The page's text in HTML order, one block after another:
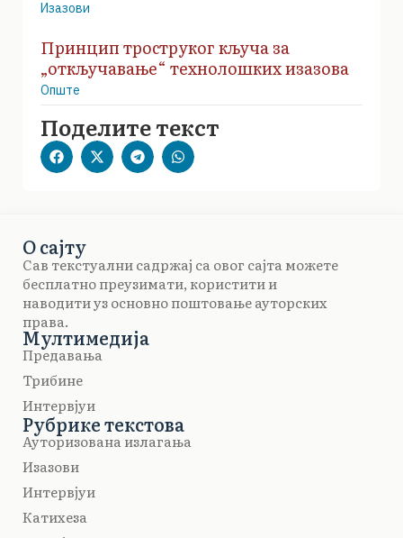
Изазови
Принцип троструког кључа за
„откључавање“ технолошких изазова
Опште
Поделите текст
О сајту
Сав текстуални садржај са овог сајта можете
бесплатно преузимати, користити и
наводити уз основно поштовање ауторских
права.
Мултимедија
Предавања
Трибине
Интервјуи
Рубрике текстова
Ауторизована излагања
Изазови
Интервјуи
Катихеза